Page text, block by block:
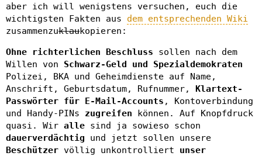
aber ich will wenigstens versuchen, euch die
wichtigsten Fakten aus dem entsprechenden Wiki
zusammenzuklaukopieren:
Ohne richterlichen Beschluss sollen nach dem
Willen von Schwarz-Geld und Spezialdemokraten
Polizei, BKA und Geheimdienste auf Name,
Anschrift, Geburtsdatum, Rufnummer, Klartext-
Passwörter für E-Mail-Accounts , Kontoverbindung
und Handy-PINs zugreifen können. Auf Knopfdruck
quasi. Wir alle sind ja sowieso schon
dauerverdächtig und jetzt sollen unsere
Beschützer völlig unkontrolliert unser